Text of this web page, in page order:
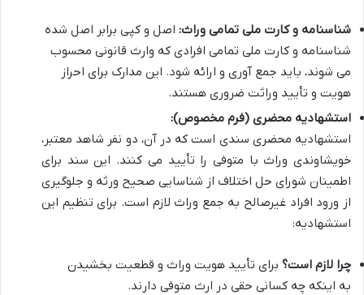
شناسنامه و کارت ملی تمامی وراث: اصل و کپی برابر اصل شده
شناسنامه و کارت ملی تمامی افرادی که وارث قانونی محسوب
می شوند، باید جمع آوری و ارائه شود. این مدارک برای احراز
هویت و تأیید وراثت ضروری هستند.
استشهادیه محضری (فرم مخصوص):
استشهادیه محضری سندی است که در آن، دو نفر شاهد معتبر،
خویشاوندی وراث با متوفی را تأیید می کنند. این سند برای
اطمینان شورای حل اختلاف از شناسایی صحیح ورثه و جلوگیری
از ورود افراد غیرصالح به جمع وراث لازم است. برای تنظیم این
استشهادیه:
چرا لازم است؟ برای تأیید هویت وراث و قطعیت بخشیدن
به اینکه چه کسانی حقی در ارث متوفی دارند.